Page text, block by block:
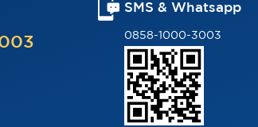
SMS & Whatsapp
0858-1000-3003